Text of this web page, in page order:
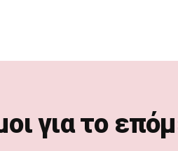
για το